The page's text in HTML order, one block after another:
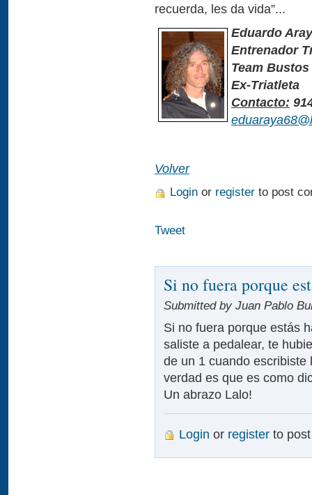
recuerda, les da vida”...
Eduardo
Entrenador
Team
Ex-Triatleta
Contacto:
Volver
Login or register to post
Tweet
Si no fuera porque
Submitted by Juan Pablo
Si no fuera porque estás
saliste a pedalear, te
de un 1 cuando
verdad es que es como
Un abrazo Lalo!
Login or register to